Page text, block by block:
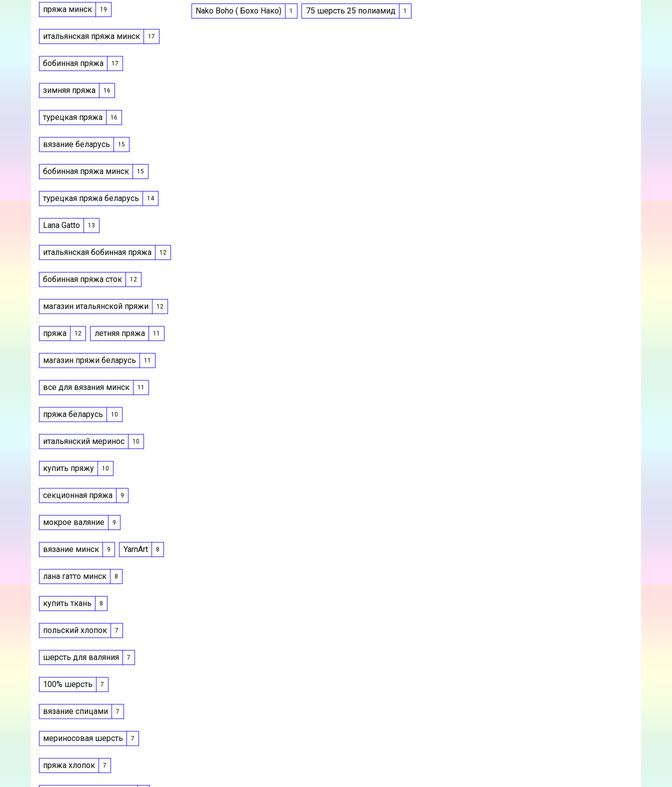
Nako Boho ( Бохо Нако) 1 75 шерсть 25 полиамид 1
пряжа минск 19
итальянская пряжа минск 17
бобинная пряжа 17
зимняя пряжа 16
турецкая пряжа 16
вязание беларусь 15
бобинная пряжа минск 15
турецкая пряжа беларусь 14
Lana Gatto 13
итальянская бобинная пряжа 12
бобинная пряжа сток 12
магазин итальянской пряжи 12
пряжа 12 летняя пряжа 11
магазин пряжи беларусь 11
все для вязания минск 11
пряжа беларусь 10
итальянский меринос 10
купить пряжу 10
секционная пряжа 9
мокрое валяние 9
вязание минск 9 YarnArt 8
лана гатто минск 8
купить ткань 8
польский хлопок 7
шерсть для валяния 7
100% шерсть 7
вязание спицами 7
мериносовая шерсть 7
пряжа хлопок 7